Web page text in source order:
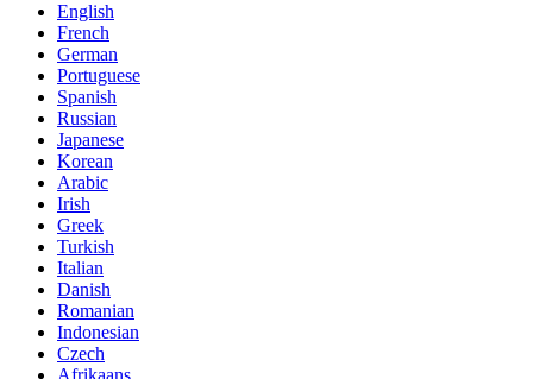
English
French
German
Portuguese
Spanish
Russian
Japanese
Korean
Arabic
Irish
Greek
Turkish
Italian
Danish
Romanian
Indonesian
Czech